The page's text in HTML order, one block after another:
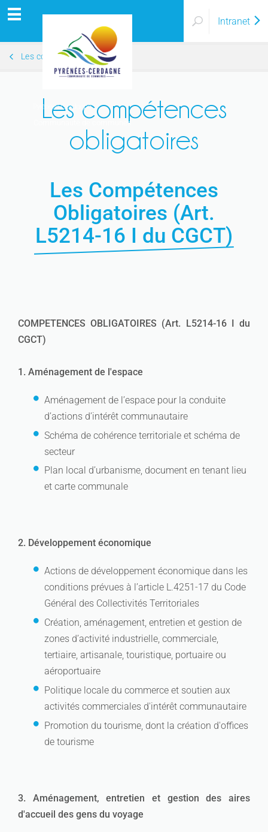
Pyrénées Cerdagne
Communauté de communes
Intranet
Les compétences
Les compétences
obligatoires
Les Compétences
Obligatoires (Art.
L5214-16 I du CGCT)
COMPETENCES OBLIGATOIRES (Art. L5214-16 I du
CGCT)
1. Aménagement de l'espace
Aménagement de l’espace pour la conduite
d’actions d’intérêt communautaire
Schéma de cohérence territoriale et schéma de
secteur
Plan local d’urbanisme, document en tenant lieu
et carte communale
2. Développement économique
Actions de développement économique dans les
conditions prévues à l’article L.4251-17 du Code
Général des Collectivités Territoriales
Création, aménagement, entretien et gestion de
zones d’activité industrielle, commerciale,
tertiaire, artisanale, touristique, portuaire ou
aéroportuaire
Politique locale du commerce et soutien aux
activités commerciales d'intérêt communautaire
Promotion du tourisme, dont la création d'offices
de tourisme
3. Aménagement, entretien et gestion des aires
d'accueil des gens du voyage